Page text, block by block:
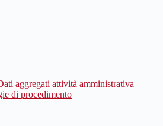
aggregati attività amministrativa
di procedimento